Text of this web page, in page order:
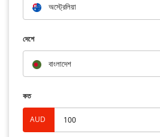
অস্ট্রেলিয়া
দেশে
বাংলাদেশ
কত
AUD